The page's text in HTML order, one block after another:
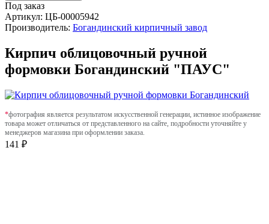
Под заказ
Артикул: ЦБ-00005942
Производитель: Богандинский кирпичный завод
Кирпич облицовочный ручной
формовки Богандинский "ПАУС"
*фотография является результатом искусственной генерации, истинное изображение
товара может отличаться от представленного на сайте, подробности уточняйте у
менеджеров магазина при оформлении заказа.
141 ₽